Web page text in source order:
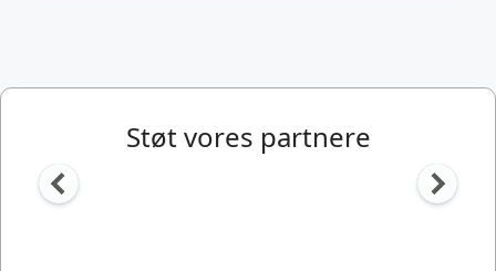
Støt vores partnere